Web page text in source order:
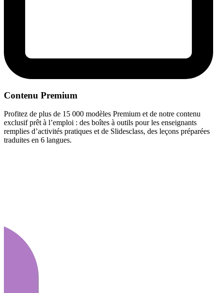
Contenu Premium
Profitez de plus de 15 000 modèles Premium et de notre contenu
exclusif prêt à l’emploi : des boîtes à outils pour les enseignants
remplies d’activités pratiques et de Slidesclass, des leçons préparées
traduites en 6 langues.